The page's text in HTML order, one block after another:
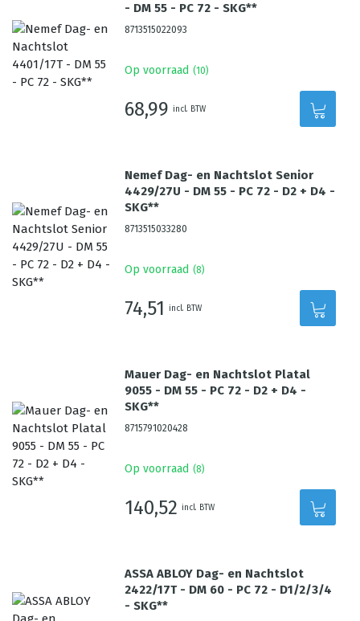
- DM 55 - PC 72 - SKG**
8713515022093
Op voorraad (10)
68,99 incl. BTW
Nemef Dag- en Nachtslot Senior
4429/27U - DM 55 - PC 72 - D2 + D4 -
SKG**
8713515033280
Op voorraad (8)
74,51 incl. BTW
Mauer Dag- en Nachtslot Platal
9055 - DM 55 - PC 72 - D2 + D4 -
SKG**
8715791020428
Op voorraad (8)
140,52 incl. BTW
ASSA ABLOY Dag- en Nachtslot
2422/17T - DM 60 - PC 72 - D1/2/3/4
- SKG**